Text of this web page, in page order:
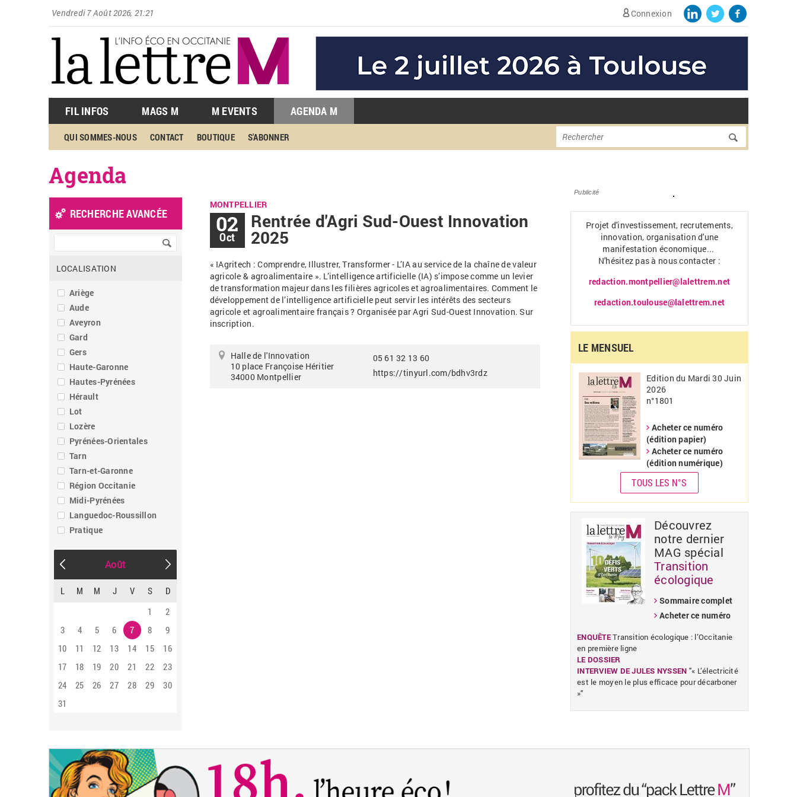
Vendredi 7 Août 2026, 21:21 Connexion
FIL INFOS MAGS M M EVENTS AGENDA M
QUI SOMMES-NOUS CONTACT BOUTIQUE S'ABONNER Formulaire de
Rechercher
Agenda
MONTPELLIER
02
Oct
Rentrée d'Agri Sud-Ouest Innovation
2025
« IAgritech : Comprendre, Illustrer, Transformer- L’IA au service de la chaîne de valeur
agricole & agroalimentaire ». L’intelligence artificielle (IA) s’impose comme un levier
de transformation majeur dans les filières agricoles et agroalimentaires. Comment le
développement de l’intelligence artificielle peut servir les intérêts des secteurs
agricole et agroalimentaire français? Organisée par Agri Sud-Ouest Innovation. Sur
inscription.
Halle de l'Innovation
10 place Françoise Héritier
34000 Montpellier
05 61 32 13 60
https://tinyurl.com/bdhv3rdz
RECHERCHE AVANCÉE
LOCALISATION
Ariège
Aude
Aveyron
Gard
Gers
Haute-Garonne
Hautes-Pyrénées
Hérault
Lot
Lozère
Pyrénées-Orientales
Tarn
Tarn-et-Garonne
Région Occitanie
Midi-Pyrénées
Languedoc-Roussillon
Pratique
Août
L M M J V S
D
1
2
3
4 5 6 7 8
9
10
11 12 13 14 15
16
17
18 19 20 21 22
23
24
25 26 27 28 29
30
31
Publicité
Projet d'investissement, recrutements,
innovation, organisation d'une
manifestation économique...
N'hésitez pas à nous contacter :
redaction.montpellier@lalettrem.net
redaction.toulouse@lalettrem.net
LE MENSUEL
Edition du Mardi 30 Juin
2026
n°1801
Acheter ce numéro
(édition papier)
Acheter ce numéro
(édition numérique)
TOUS LES N°S
Découvrez
notre dernier
MAG spécial
Transition
écologique
Sommaire complet
Acheter ce numéro
ENQUÊTETransition écologique : l’Occitanie
en première ligne
LE DOSSIER
INTERVIEW DE JULES NYSSEN "« L’électricité
est le moyen le plus efficace pour décarboner
»"